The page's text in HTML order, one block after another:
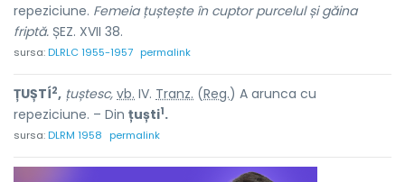
repeziciune. Femeia țuștește în cuptor purcelul și găina
friptă. ȘEZ. XVII 38.
sursa:DLRLC 1955-1957 permalink
ȚUȘTÍ2, țuștesc, vb. IV. Tranz. (Reg.) A arunca cu
repeziciune. – Din țuști1.
sursa:DLRM 1958 permalink